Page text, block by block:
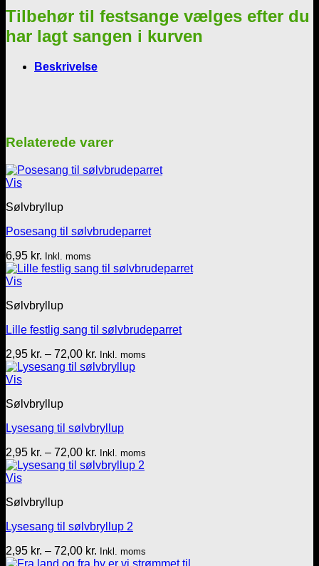
Rosa
floral
Tilbehør til festsange vælges efter du
har lagt sangen i kurven
Beskrivelse
Relaterede varer
Vis
Sølvbryllup
Posesang til sølvbrudeparret
6,95 kr. Inkl. moms
Vis
Sølvbryllup
Lille festlig sang til sølvbrudeparret
2,95 kr. – 72,00 kr. Prisinterval:
2,95 kr.
Inkl. moms
Vis
Sølvbryllup
Lysesang til sølvbryllup
2,95 kr. – 72,00 kr. Prisinterval:
2,95 kr.
Inkl. moms
Vis
Sølvbryllup
Lysesang til sølvbryllup 2
2,95 kr. – 72,00 kr. Prisinterval:
2,95 kr.
Inkl. moms